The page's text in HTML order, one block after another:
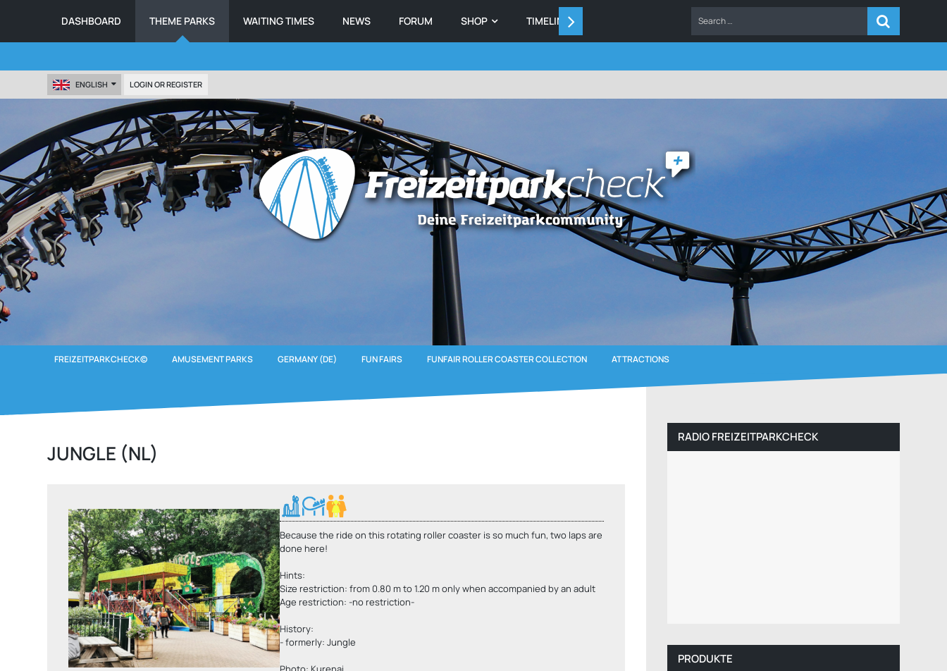
DASHBOARD THEME PARKS WAITING TIMES NEWS FORUM SHOP TIMELINE
ENGLISH LOGIN OR REGISTER
FREIZEITPARKCHECK© AMUSEMENT PARKS GERMANY (DE) FUN FAIRS FUNFAIR ROLLER COASTER COLLECTION ATTRACTIONS
JUNGLE (NL)
Because the ride on this rotating roller coaster is so much fun, two laps are
done here!
Hints:
Size restriction: from 0.80 m to 1.20 m only when accompanied by an adult
Age restriction: -no restriction-
History:
- formerly: Jungle
RADIO FREIZEITPARKCHECK
PRODUKTE